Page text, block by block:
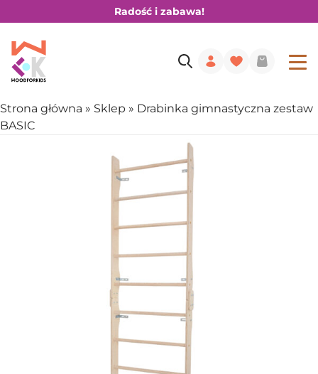
Radość i zabawa!
Strona główna » Sklep » Drabinka gimnastyczna zestaw
BASIC